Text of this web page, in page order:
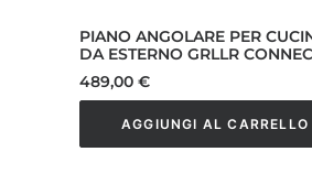
PIANO ANGOLARE PER
DA ESTERNO GRLLR
489,00 €
AGGIUNGI AL CARRELLO